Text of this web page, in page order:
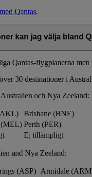
Qantas.
kan jag välja bland
Qantas-flygplanerna
30 destinationer i
och Nya Zeeland:
Brisbane (BNE)
(MEL) Perth (PER)
Ej tillämpligt
and Nya Zeeland:
(ASP) Armidale